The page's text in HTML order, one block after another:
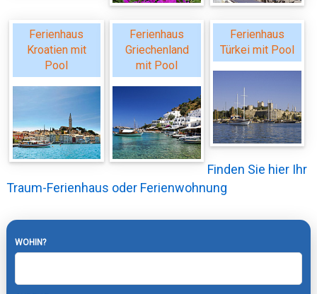
Ferienhaus
Kroatien mit
Pool
Ferienhaus
Griechenland
mit Pool
Ferienhaus
Türkei mit Pool
Finden Sie hier Ihr
Traum-Ferienhaus oder Ferienwohnung
WOHIN?